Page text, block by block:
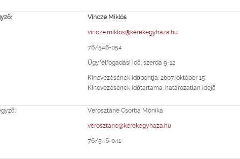
Vincze Miklós
vincze.miklos@kerekegyhaza.hu
76/546-054
Ügyfélfogadási idő: szerda 9-12
Kinevezésének időpontja: 2007. október 15.
Kinevezésének időtartama: határozatlan idejő
Verosztáné Csorba Mónika
verosztane@kerekegyhaza.hu
76/546-041